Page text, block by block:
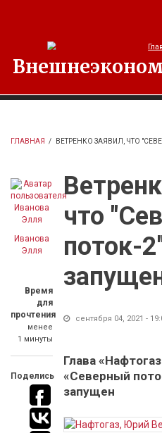
ГЛАВНАЯ / ВЕТРЕНКО ЗАЯВИЛ, ЧТО
Иванова
Элля
Время
для
прочтения
менее
1 минуты
Поделись
что
поток-
сентября 04, 2021 -
Глава
«Северный
запущен